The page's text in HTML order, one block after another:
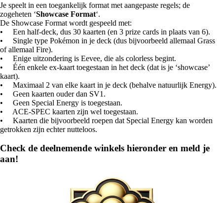
Je speelt in een toegankelijk format met aangepaste regels; de
zogeheten ‘Showcase Format‘.
De Showcase Format wordt gespeeld met:
• Een half-deck, dus 30 kaarten (en 3 prize cards in plaats van 6).
• Single type Pokémon in je deck (dus bijvoorbeeld allemaal Grass
of allemaal Fire).
• Enige uitzondering is Eevee, die als colorless begint.
• Één enkele ex-kaart toegestaan in het deck (dat is je ‘showcase’
kaart).
• Maximaal 2 van elke kaart in je deck (behalve natuurlijk Energy).
• Geen kaarten ouder dan SV1.
• Geen Special Energy is toegestaan.
• ACE-SPEC kaarten zijn wel toegestaan.
• Kaarten die bijvoorbeeld roepen dat Special Energy kan worden
getrokken zijn echter nutteloos.
Check de deelnemende winkels hieronder en meld je
aan!